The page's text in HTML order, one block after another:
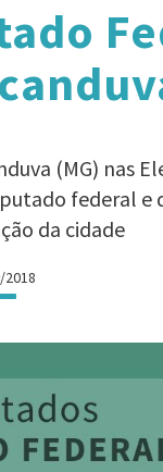
(MG) nas
federal
da cidade